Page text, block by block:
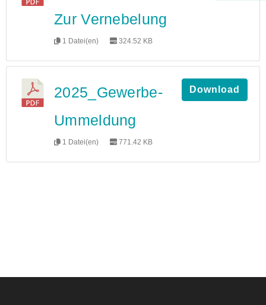
Zur Vernebelung
1 Datei(en) 324.52 KB
2025_Gewerbe-
Ummeldung
1 Datei(en) 771.42 KB
Download